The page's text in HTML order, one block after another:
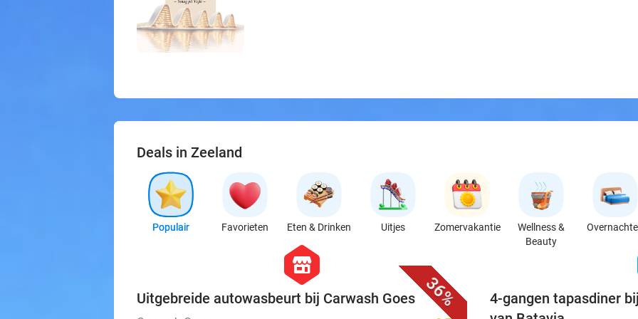
Deals in Zeeland
Populair Favorieten Eten & Drinken Uitjes Zomervakantie
Wellness &
Beauty
36%
hexagon
store
Uitgebreide autowasbeurt bij Carwash Goes
4-gangen tapasdiner